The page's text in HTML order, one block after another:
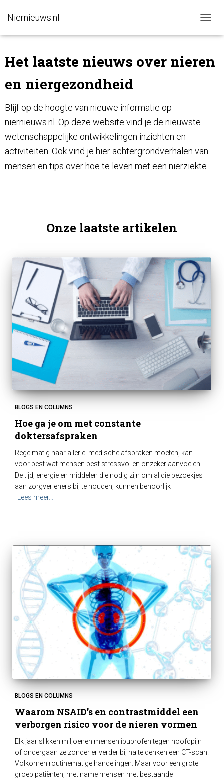
Niernieuws.nl
A
E
E
Het laatste nieuws over nieren
en niergezondheid
Blijf op de hoogte van nieuwe informatie op
niernieuws.nl. Op deze website vind je de nieuwste
wetenschappelijke ontwikkelingen inzichten en
activiteiten. Ook vind je hier achtergrondverhalen van
mensen en tips over hoe te leven met een nierziekte.
Onze laatste artikelen
BLOGS EN COLUMNS
Hoe ga je om met constante
doktersafspraken
Regelmatig naar allerlei medische afspraken moeten, kan
voor best wat mensen best stressvol en onzeker aanvoelen.
De tijd, energie en middelen die nodig zijn om al die bezoekjes
aan zorgverleners bij te houden, kunnen behoorlijk
Lees meer…
BLOGS EN COLUMNS
Waarom NSAID’s en contrastmiddel een
verborgen risico voor de nieren vormen
Elk jaar slikken miljoenen mensen ibuprofen tegen hoofdpijn
of ondergaan ze zonder er verder bij na te denken een CT-scan.
Volkomen routinematige handelingen. Maar voor een grote
groep patiënten, met name mensen met bestaande